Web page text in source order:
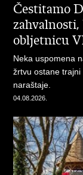
Čestitamo
obljetnicu
Neka uspomena
žrtvu ostane
naraštaje.
04.08.2026.